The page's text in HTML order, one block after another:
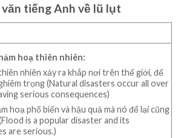
tiếng Anh về lũ lụt
hoạ thiên nhiên:
nhiên xảy ra khắp nơi trên thế giới, để
trọng (Natural disasters occur all over
serious consequences)
hoạ phổ biến và hậu quả mà nó để lại cũng
is a popular disaster and its
are serious.)